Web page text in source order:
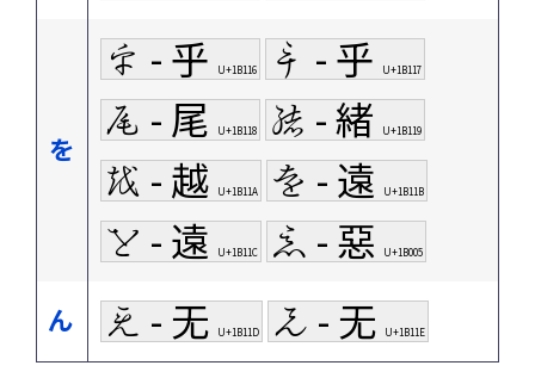
を
𛄖 - 乎 U+1B116 𛄗 - 乎 U+1B117
𛄘 - 尾 U+1B118 𛄙 - 緒 U+1B119
𛄚 - 越 U+1B11A 𛄛 - 遠 U+1B11B
𛄜 - 遠 U+1B11C 𛀅 - 惡 U+1B005
ん 𛄝 - 无 U+1B11D 𛄞 - 无 U+1B11E